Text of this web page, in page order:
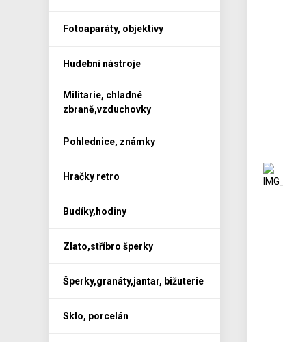
Fotoaparáty, objektivy
Hudební nástroje
Militarie, chladné
zbraně,vzduchovky
Pohlednice, známky
Hračky retro
Budíky,hodiny
Zlato,stříbro šperky
Šperky,granáty,jantar, bižuterie
Sklo, porcelán